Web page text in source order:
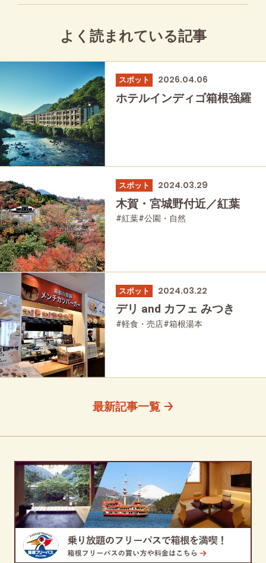
よく読まれている記事
スポット 2026.04.06
ホテルインディゴ箱根強羅
スポット 2024.03.29
木賀・宮城野付近／紅葉
#紅葉#公園・自然
スポット 2024.03.22
デリ and カフェ みつき
#軽食・売店#箱根湯本
最新記事一覧